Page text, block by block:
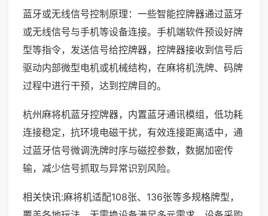
蓝牙或无线信号控制原理：一些智能控牌器通过蓝牙
或无线信号与手机等设备连接。手机端软件预设好牌
型等指令，发送信号给控牌器，控牌器接收到信号后
驱动内部微型电机或机械结构，在麻将机洗牌、码牌
过程中进行干预，达到控牌目的。
杭州麻将机蓝牙控牌器，内置蓝牙通讯模组，低功耗
连接稳定，抗环境电磁干扰，有效连接距离适中，通
过蓝牙信号微调洗牌时序与磁控参数，数据加密传
输，减少信号抓取与异常识别风险。
相关快讯:麻将机适配108张、136张等多规格牌型，